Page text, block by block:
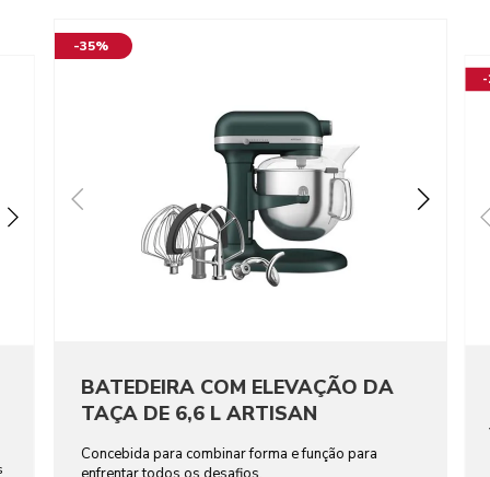
-35%
BATEDEIRA COM ELEVAÇÃO DA
TAÇA DE 6,6 L ARTISAN
Concebida para combinar forma e função para
-